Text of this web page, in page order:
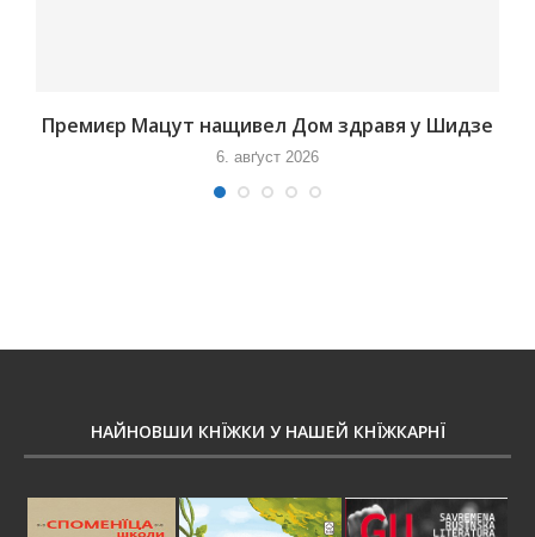
Премиєр Мацут нащивел Дом здравя у Шидзе
6. авґуст 2026
НАЙНОВШИ КНЇЖКИ У НАШЕЙ КНЇЖКАРНЇ